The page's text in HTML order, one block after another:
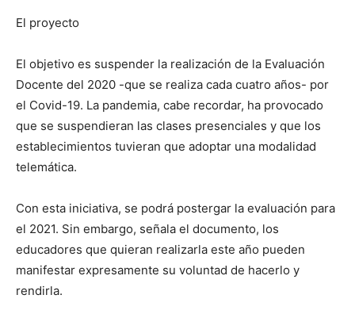
El proyecto
El objetivo es suspender la realización de la Evaluación
Docente del 2020 -que se realiza cada cuatro años- por
el Covid-19. La pandemia, cabe recordar, ha provocado
que se suspendieran las clases presenciales y que los
establecimientos tuvieran que adoptar una modalidad
telemática.
Con esta iniciativa, se podrá postergar la evaluación para
el 2021. Sin embargo, señala el documento, los
educadores que quieran realizarla este año pueden
manifestar expresamente su voluntad de hacerlo y
rendirla.